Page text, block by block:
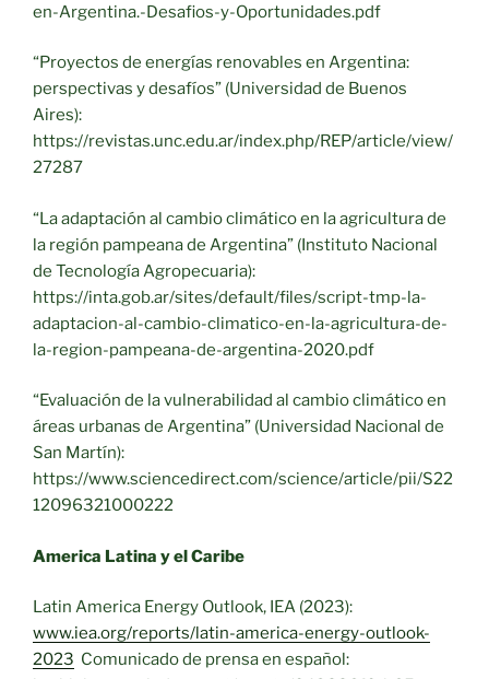
en-Argentina.-Desafios-y-Oportunidades.pdf
“Proyectos de energías renovables en Argentina:
perspectivas y desafíos” (Universidad de Buenos
Aires):
https://revistas.unc.edu.ar/index.php/REP/article/view/
27287
“La adaptación al cambio climático en la agricultura de
la región pampeana de Argentina” (Instituto Nacional
de Tecnología Agropecuaria):
https://inta.gob.ar/sites/default/files/script-tmp-la-
adaptacion-al-cambio-climatico-en-la-agricultura-de-
la-region-pampeana-de-argentina-2020.pdf
“Evaluación de la vulnerabilidad al cambio climático en
áreas urbanas de Argentina” (Universidad Nacional de
San Martín):
https://www.sciencedirect.com/science/article/pii/S22
12096321000222
America Latina y el Caribe
Latin America Energy Outlook, IEA (2023):
www.iea.org/reports/latin-america-energy-outlook-
2023 Comunicado de prensa en español: